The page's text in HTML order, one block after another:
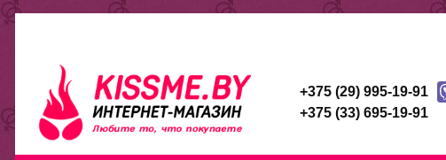
+375 (29) 995-19-91
+375 (33) 695-19-91